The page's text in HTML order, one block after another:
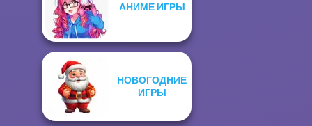
АНИМЕ ИГРЫ
НОВОГОДНИЕ
ИГРЫ